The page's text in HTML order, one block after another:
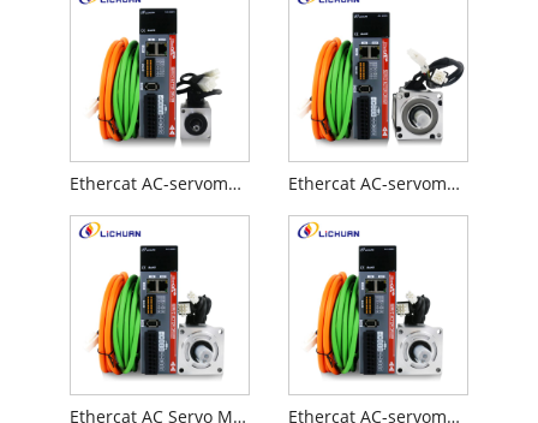
Ethercat AC-servomotor 100W 3000rpm 0,32nm A-sett for CNC-maskin Ethercat AC-servomotor 200W 3000rpm 0,637nm A-sett
Ethercat AC Servo Motor 1000W 2500rpm 4nm et sett Ethercat AC-servomotor 1000W 3000rpm 3,2nm et sett